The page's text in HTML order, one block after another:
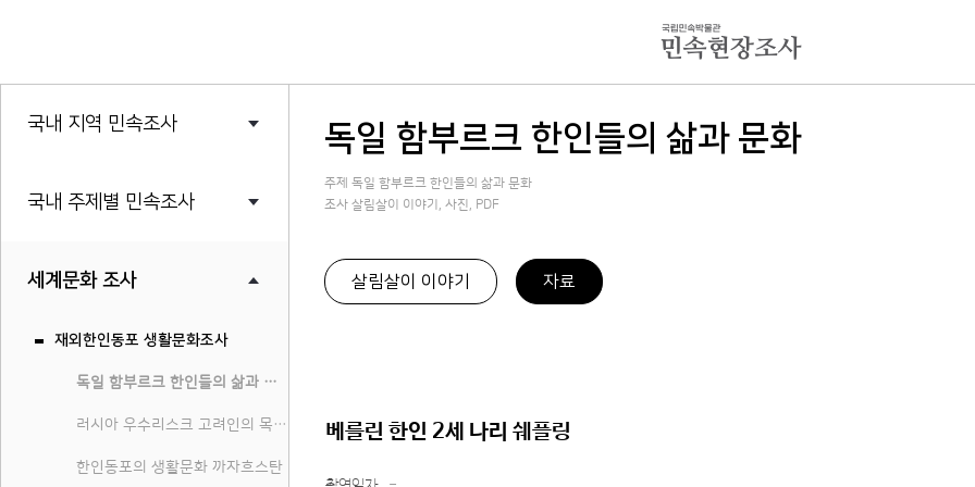
국내 지역 민속조사
국내 주제별 민속조사
세계문화 조사
재외한인동포 생활문화조사
독일 함부르크 한인들의 삶과 문화
러시아 우수리스크 고려인의 목소리
한인동포의 생활문화 까자흐스탄
독일 함부르크 한인들의 삶과 문화
주제 독일 함부르크 한인들의 삶과 문화
조사 살림살이 이야기, 사진, PDF
살림살이 이야기 자료
베를린 한인 2세 나리 쉐플링